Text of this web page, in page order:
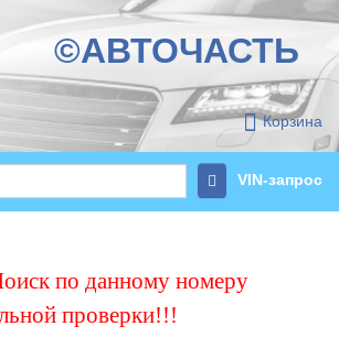
©АВТОЧАСТЬ
Корзина
VIN-запрос
по данному номеру
проверки!!!